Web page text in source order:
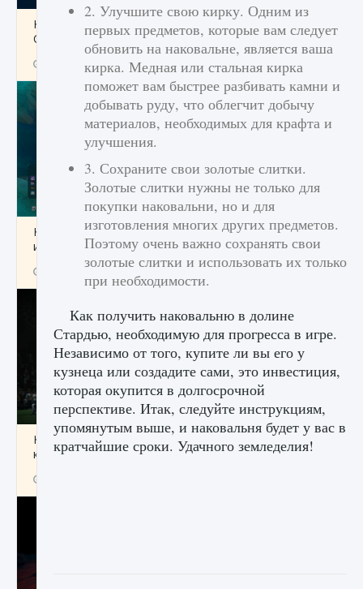
Как разблокировать заклинание Крист в
Creatures of Ava
9 августа 2024 1 393 0 0
Как приручить существ из степей Тамура в
игре Creatures of Ava
9 августа 2024 1 164 0 0
Как исправить ошибку EA FC 25 beta,
которая не работает
2. Улучшите свою кирку. Одним из
первых предметов, которые вам следует
обновить на наковальне, является ваша
кирка. Медная или стальная кирка
поможет вам быстрее разбивать камни и
добывать руду, что облегчит добычу
материалов, необходимых для крафта и
улучшения.
3. Сохраните свои золотые слитки.
Золотые слитки нужны не только для
покупки наковальни, но и для
изготовления многих других предметов.
Поэтому очень важно сохранять свои
золотые слитки и использовать их только
при необходимости.
Как получить наковальню в долине
Стардью, необходимую для прогресса в игре.
Независимо от того, купите ли вы его у
кузнеца или создадите сами, это инвестиция,
которая окупится в долгосрочной
перспективе. Итак, следуйте инструкциям,
упомянутым выше, и наковальня будет у вас в
кратчайшие сроки. Удачного земледелия!